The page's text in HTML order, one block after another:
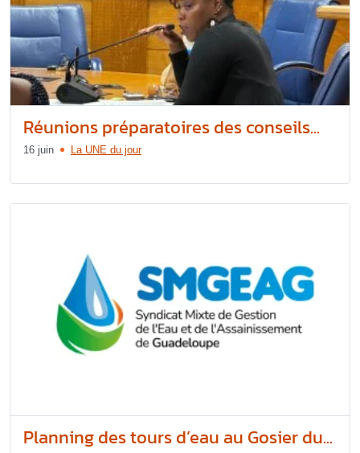
Réunions préparatoires des conseils...
16 juin La UNE du jour
Planning des tours d’eau au Gosier du...